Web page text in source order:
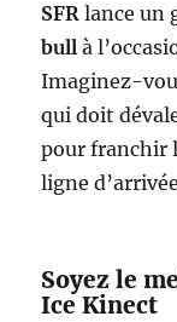
SFRlance un
bull à
Imaginez-
qui doit
pour franchir
ligne
Soyez le
Ice Kinect